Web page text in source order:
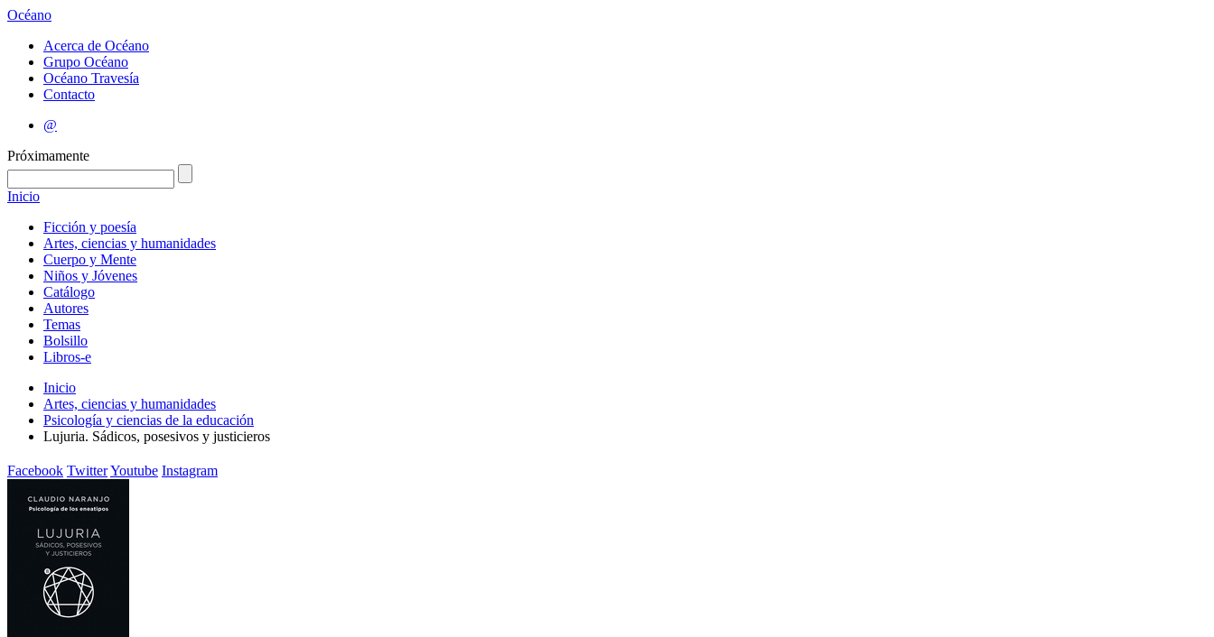
Océano
Acerca de Océano
Grupo Océano
Océano Travesía
Contacto
@
Próximamente
Inicio
Ficción y poesía
Artes, ciencias y humanidades
Cuerpo y Mente
Niños y Jóvenes
Catálogo
Autores
Temas
Bolsillo
Libros-e
Inicio
Artes, ciencias y humanidades
Psicología y ciencias de la educación
Lujuria. Sádicos, posesivos y justicieros
Facebook TwitterYoutube Instagram